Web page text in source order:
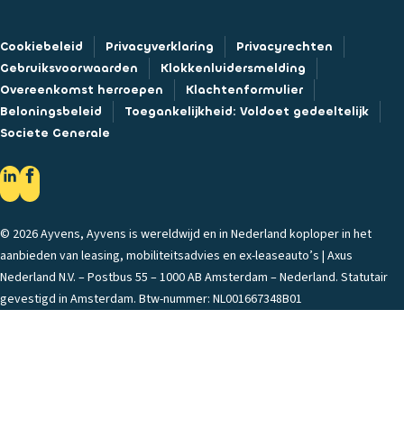
Cookiebeleid Privacyverklaring
Privacyrechten
Gebruiksvoorwaarden
Klokkenluidersmelding
Overeenkomst herroepen
Klachtenformulier
Beloningsbeleid
Toegankelijkheid: Voldoet gedeeltelijk
Societe Generale
© 2026 Ayvens, Ayvens is wereldwijd en in Nederland koploper in het
aanbieden van leasing, mobiliteitsadvies en ex-leaseauto’s | Axus
Nederland N.V. – Postbus 55 – 1000 AB Amsterdam – Nederland. Statutair
gevestigd in Amsterdam. Btw-nummer: NL001667348B01